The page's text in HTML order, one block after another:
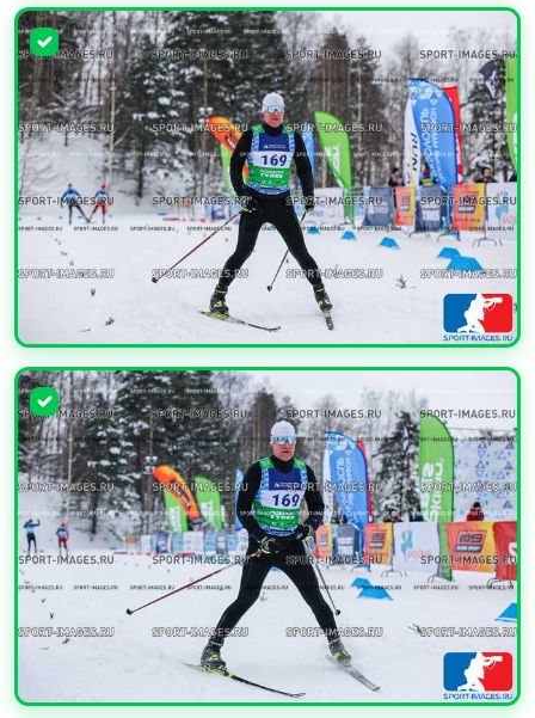
УВЕЛИЧИТЬ
УВЕЛИЧИТЬ